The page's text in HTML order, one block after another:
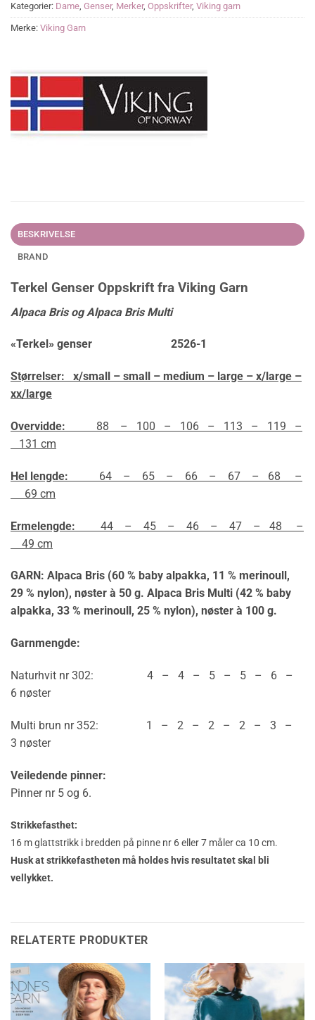
Kategorier: Dame, Genser, Merker, Oppskrifter, Viking garn
Merke: Viking Garn
BESKRIVELSE
BRAND
Terkel Genser Oppskrift fra Viking Garn
Alpaca Bris ogAlpaca Bris Multi
«Terkel» genser 2526-1
Størrelser: x/small – small – medium – large – x/large –
xx/large
Overvidde: 88 – 100 – 106 – 113 – 119 –
131 cm
Hel lengde: 64 – 65 – 66 – 67 – 68 –
69 cm
Ermelengde: 44 – 45 – 46 – 47 – 48 –
49 cm
GARN: Alpaca Bris (60 % baby alpakka, 11 % merinoull,
29 % nylon), nøster à 50 g. Alpaca Bris Multi (42 % baby
alpakka, 33 % merinoull, 25 % nylon), nøster à 100 g.
Garnmengde:
Naturhvit nr 302: 4 – 4 – 5 – 5 – 6 –
6 nøster
Multi brun nr 352: 1 – 2 – 2 – 2 – 3 –
3 nøster
Veiledende pinner:
Pinner nr 5 og 6.
Strikkefasthet:
16 m glattstrikk i bredden på pinne nr 6 eller 7 måler ca 10 cm.
Husk at strikkefastheten må holdes hvis resultatet skal bli
vellykket.
RELATERTE PRODUKTER